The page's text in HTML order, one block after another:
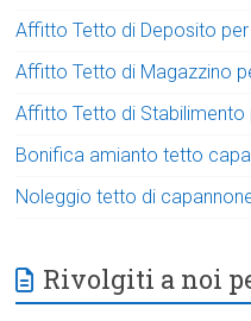
Affitto Tetto di Deposito
Affitto Tetto di Magazzino
Affitto Tetto di
Bonifica amianto tetto
Noleggio tetto di
Rivolgiti a noi